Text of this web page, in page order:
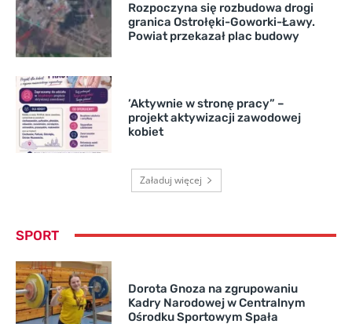
Rozpoczyna się rozbudowa drogi
granica Ostrołęki-Goworki-Ławy.
Powiat przekazał plac budowy
’Aktywnie w stronę pracy” –
projekt aktywizacji zawodowej
kobiet
Załaduj więcej
SPORT
Dorota Gnoza na zgrupowaniu
Kadry Narodowej w Centralnym
Ośrodku Sportowym Spała